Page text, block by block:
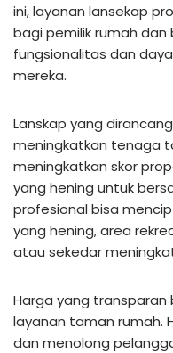
ini, layanan lansekap
bagi pemilik rumah dan
fungsionalitas dan
mereka.
Lanskap yang
meningkatkan tenaga
meningkatkan skor
yang hening untuk
profesional bisa
yang hening, area
atau sekedar
Harga yang
layanan taman rumah.
dan menolong